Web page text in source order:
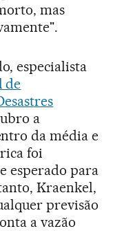
mas
especialista
de
a
da média e
foi
esperado para
Kraenkel,
previsão
a vazão